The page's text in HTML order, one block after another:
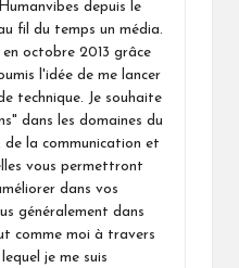
depuis le
fil du temps un média.
octobre 2013 grâce
l'idée de me lancer
technique. Je souhaite
dans les domaines du
de la communication et
vous permettront
dans vos
généralement dans
comme moi à travers
je me suis